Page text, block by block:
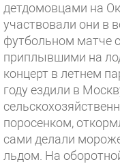
детдомовцами на
участвовали они в
футбольном матче
приплывшими на
концерт в летнем
году ездили в
поросенком,
сами делали
льдом. На